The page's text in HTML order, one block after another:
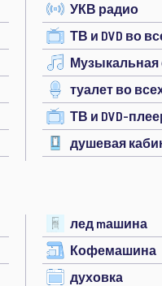
УКВ радио
ТВ и DVD во
Музыкальная
туалет во
ТВ и DVD-
душевая
лед mашина
Кофемашина
духовка